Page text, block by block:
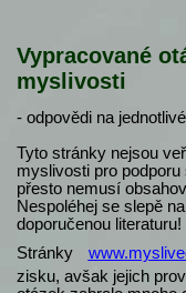
Vypracované
myslivosti
- odpovědi na
Tyto stránky nejsou
myslivosti pro
přesto nemusí
Nespoléhej se slepě
doporučenou literaturu!
Stránky
zisku, avšak jejich